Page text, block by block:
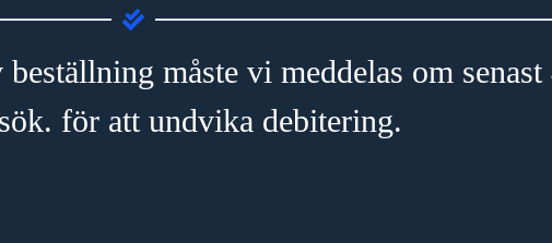
måste vi meddelas om
för att undvika debitering.